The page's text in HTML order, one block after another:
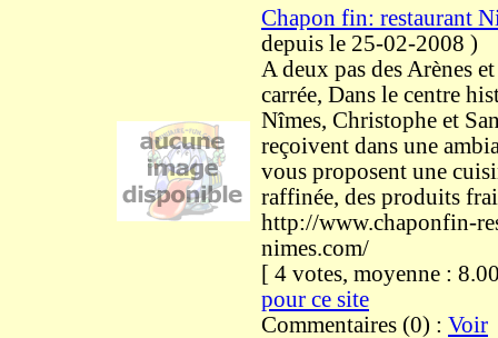
Chapon fin: restaurant
depuis le 25-02-2008 )
A deux pas des Arènes
carrée, Dans le centre
Nîmes, Christophe et
reçoivent dans une
vous proposent une
raffinée, des produits
http://www.chaponfin-
nimes.com/
[ 4 votes, moyenne :
pour ce site
Commentaires (0) : Voir